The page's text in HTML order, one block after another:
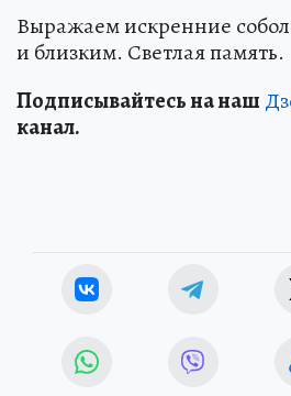
Выражаем искренние
и близким. Светлая память.
Подписывайтесь на наш
канал.